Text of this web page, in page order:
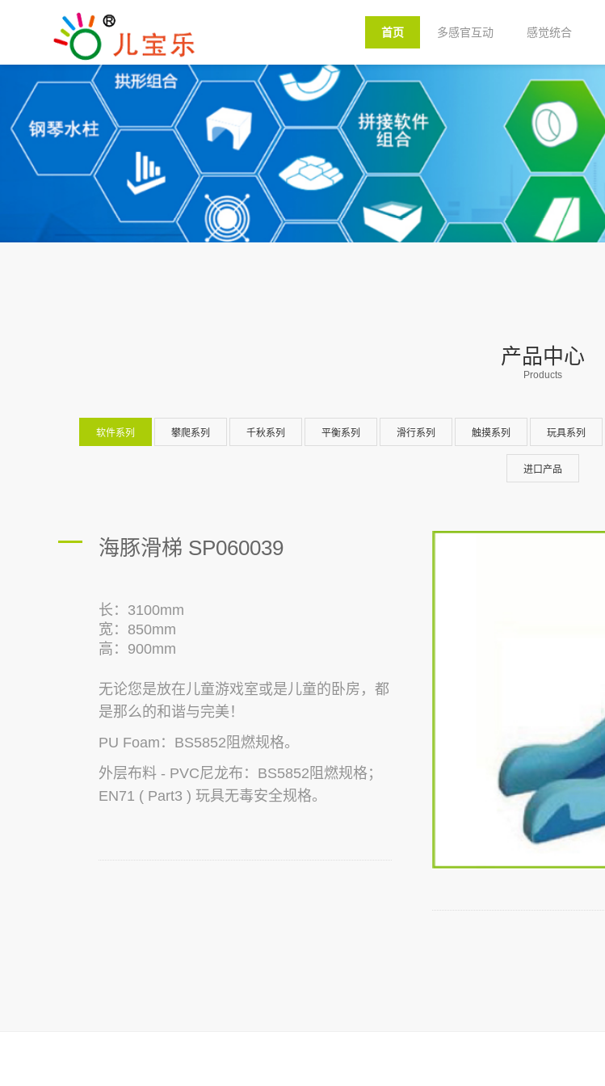
首页 多感官互动 感觉统合
产品中心
Products
软件系列 攀爬系列 千秋系列 平衡系列 滑行系列 触摸系列 玩具系列
进口产品
海豚滑梯 SP060039
长：3100mm
宽：850mm
高：900mm
无论您是放在儿童游戏室或是儿童的卧房 ，都
是那么的和谐与完美！
PU Foam：BS5852阻燃规格。
外层布料 - PVC尼龙布：BS5852阻燃规格；
EN71 ( Part3 ) 玩具无毒安全规格。